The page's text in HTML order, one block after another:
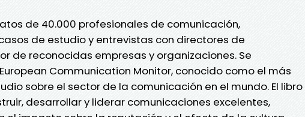
de 40.000 profesionales de comunicación,
de estudio y entrevistas con directores de
de reconocidas empresas y organizaciones. Se
Communication Monitor, conocido como el más
sobre el sector de la comunicación en el mundo. El libro
desarrollar y liderar comunicaciones excelentes,